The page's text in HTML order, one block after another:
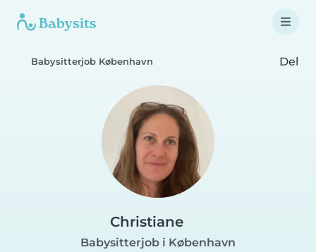
Babysitterjob København Del
Christiane
Babysitterjob i København